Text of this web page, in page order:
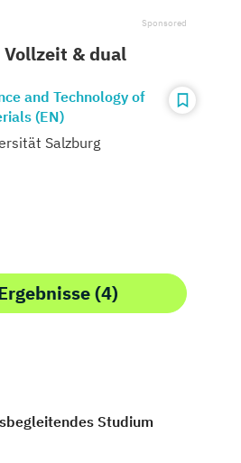
Vollzeit & dual
and Technology of
(EN)
Salzburg
(4)
Studium